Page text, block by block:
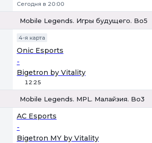
Сегодня в 20:00
Mobile Legends. Игры будущего. Bo5
4-я карта
Onic Esports
-
Bigetron by Vitality
12:25
Mobile Legends. MPL. Малайзия. Bo3
AC Esports
-
Bigetron MY by Vitality